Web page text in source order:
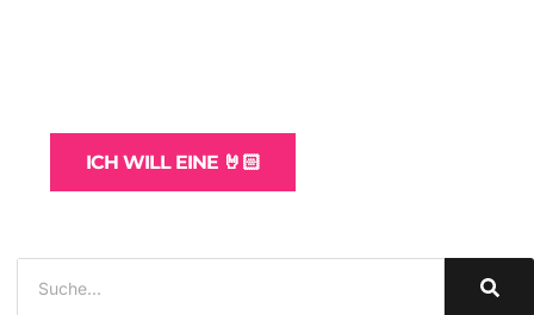
ICH WILL EINE 🤘🏻